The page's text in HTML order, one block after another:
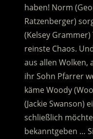
haben! Norm
Ratzenberger)
(Kelsey
reinste Chaos.
aus allen Wolken,
ihr Sohn Pfarrer
käme Woody
(Jackie Swanson)
schließlich
bekanntgeben …